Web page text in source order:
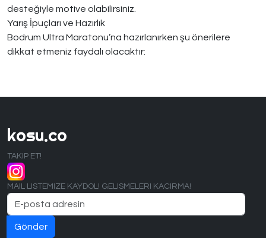
desteğiyle motive olabilirsiniz.
Yarış İpuçları ve Hazırlık
Bodrum Ultra Maratonu’na hazırlanırken şu önerilere
dikkat etmeniz faydalı olacaktır:
kosu.co
TAKIP ET!
MAIL LISTEMIZE KAYDOL! GELISMELERI KACIRMA!